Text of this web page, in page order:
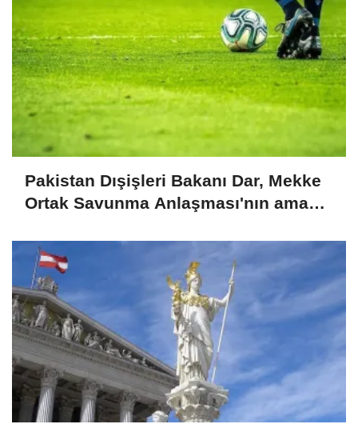
Pakistan Dışişleri Bakanı Dar, Mekke
Ortak Savunma Anlaşması'nın amaç